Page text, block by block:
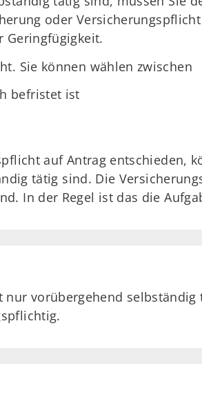
oder
Geringfügigkeit.
Sie können wählen zwischen
befristet ist
auf Antrag entschieden,
tätig sind. Die
In der Regel ist das die
vorübergehend selbständig